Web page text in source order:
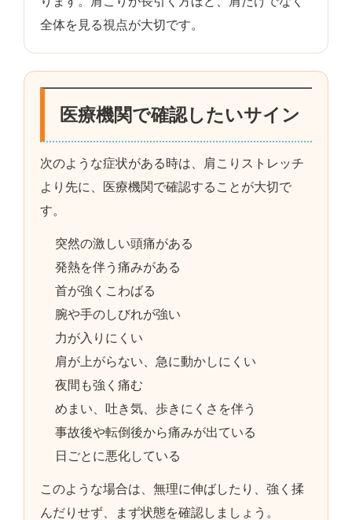
全体を見る視点が大切です。
医療機関で確認したいサイン
次のような症状がある時は、肩こりストレッチ
より先に、医療機関で確認することが大切で
す。
突然の激しい頭痛がある
発熱を伴う痛みがある
首が強くこわばる
腕や手のしびれが強い
力が入りにくい
肩が上がらない、急に動かしにくい
夜間も強く痛む
めまい、吐き気、歩きにくさを伴う
事故後や転倒後から痛みが出ている
日ごとに悪化している
このような場合は、無理に伸ばしたり、強く揉
んだりせず、まず状態を確認しましょう。